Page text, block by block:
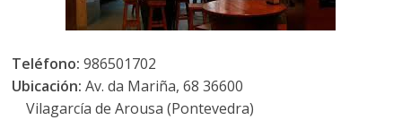
Teléfono:986501702
Ubicación:Av. da Mariña, 68 36600
Vilagarcía de Arousa (Pontevedra)